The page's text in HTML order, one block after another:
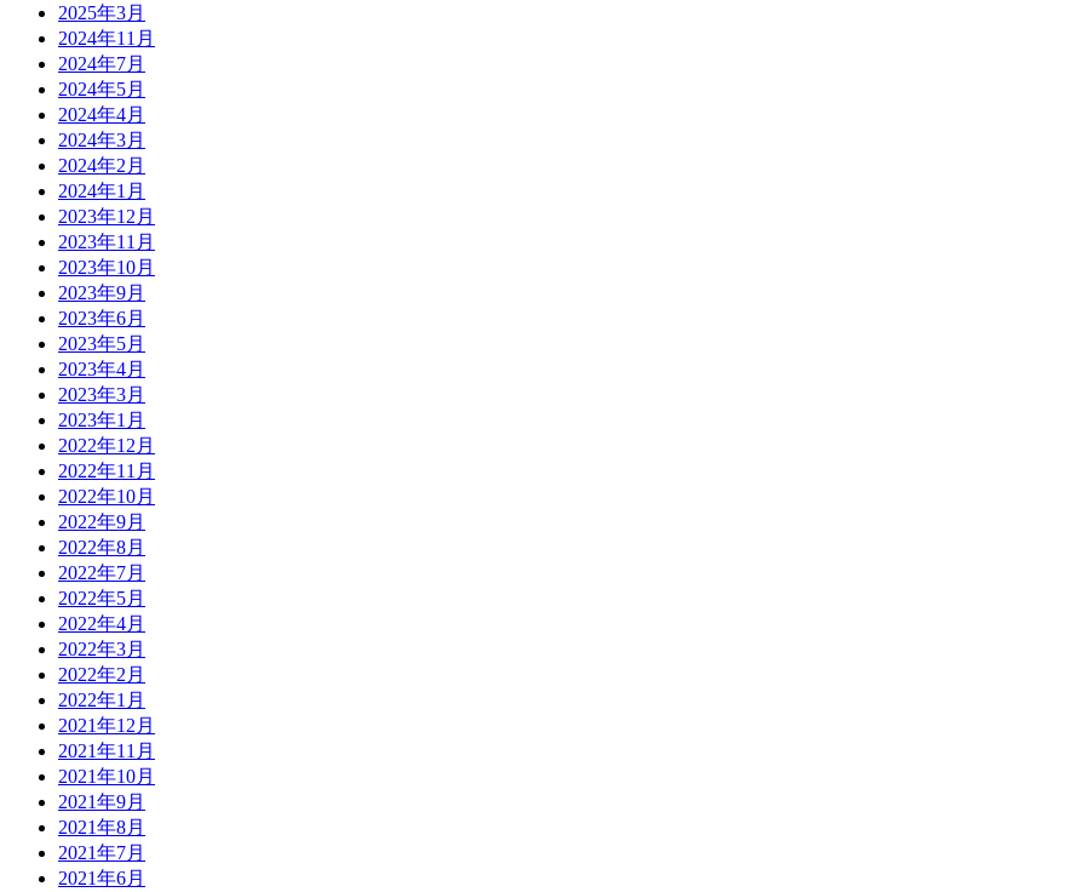
2025年3月
2024年11月
2024年7月
2024年5月
2024年4月
2024年3月
2024年2月
2024年1月
2023年12月
2023年11月
2023年10月
2023年9月
2023年6月
2023年5月
2023年4月
2023年3月
2023年1月
2022年12月
2022年11月
2022年10月
2022年9月
2022年8月
2022年7月
2022年5月
2022年4月
2022年3月
2022年2月
2022年1月
2021年12月
2021年11月
2021年10月
2021年9月
2021年8月
2021年7月
2021年6月